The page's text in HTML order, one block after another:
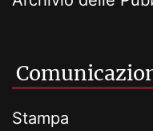
Stampa